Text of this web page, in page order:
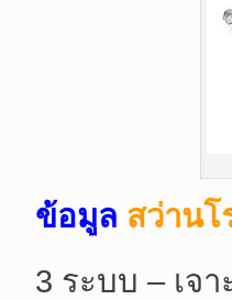
ข้อมูล สว่านโ
3 ระบบ – เจ